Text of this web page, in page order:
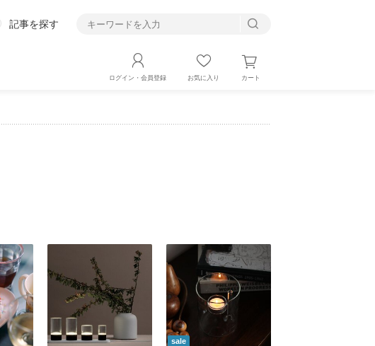
記事を探す
ログイン・会員登録 お気に入り カート
sale